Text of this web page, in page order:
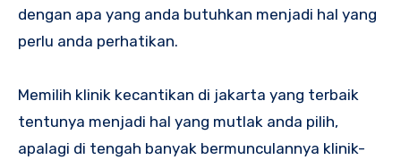
dengan apa yang anda butuhkan menjadi hal yang
perlu anda perhatikan.
Memilih klinik kecantikan di jakarta yang terbaik
tentunya menjadi hal yang mutlak anda pilih,
apalagi di tengah banyak bermunculannya klinik-